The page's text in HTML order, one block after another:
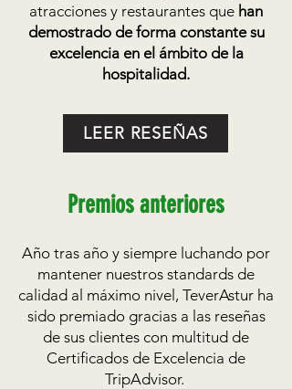
atracciones y restaurantes que han
demostrado de forma constante su
excelencia en el ámbito de la
hospitalidad.
LEER RESEÑAS
Premios anteriores
Año tras año y siempre luchando por
mantener nuestros standards de
calidad al máximo nivel, TeverAstur ha
sido premiado gracias a las reseñas
de sus clientes con multitud de
Certificados de Excelencia de
TripAdvisor.